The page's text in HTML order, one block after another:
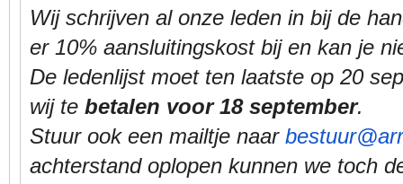
Wij schrijven al onze leden in bij de
er 10% aansluitingskost bij en kan je
De ledenlijst moet ten laatste op 20
wij te betalen voor 18 september.
Stuur ook een mailtje naar
achterstand oplopen kunnen we toch